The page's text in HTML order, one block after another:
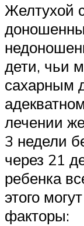
Желтухой
дети, чьи
сахарным
лечении
3 недели
через 21
ребенка
этого
факторы: